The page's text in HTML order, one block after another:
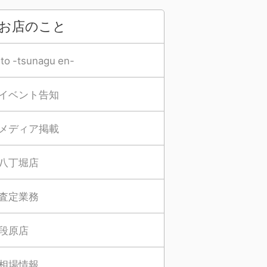
店のこと
-tsunagu en-
ベント告知
ディア掲載
丁堀店
定業務
原店
場情報